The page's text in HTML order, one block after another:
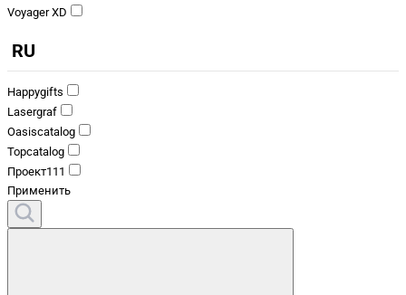
Voyager XD
RU
Happygifts
Lasergraf
Oasiscatalog
Topcatalog
Проект111
Применить